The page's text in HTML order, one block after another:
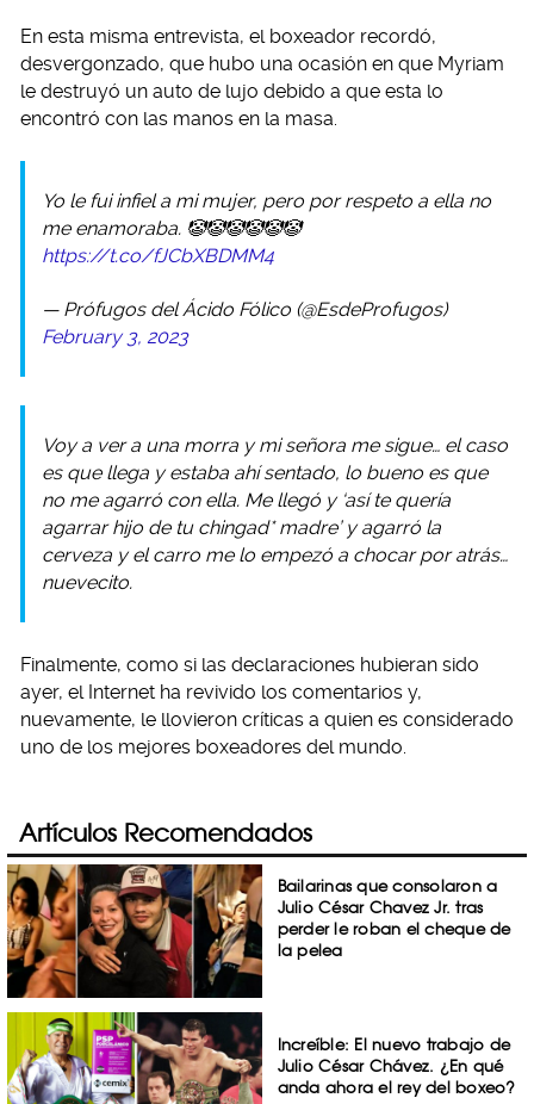
En esta misma entrevista, el boxeador recordó,
desvergonzado, que hubo una ocasión en que Myriam
le destruyó un auto de lujo debido a que esta lo
encontró con las manos en la masa.
Yo le fui infiel a mi mujer, pero por respeto a ella no
me enamoraba. 🤡🤡🤡🤡🤡🤡
https://t.co/fJCbXBDMM4
— Prófugos del Ácido Fólico (@EsdeProfugos)
February 3, 2023
Voy a ver a una morra y mi señora me sigue… el caso
es que llega y estaba ahí sentado, lo bueno es que
no me agarró con ella. Me llegó y ‘así te quería
agarrar hijo de tu chingad* madre’ y agarró la
cerveza y el carro me lo empezó a chocar por atrás…
nuevecito.
Finalmente, como si las declaraciones hubieran sido
ayer, el Internet ha revivido los comentarios y,
nuevamente, le llovieron críticas a quien es considerado
uno de los mejores boxeadores del mundo.
Artículos Recomendados
Bailarinas que consolaron a
Julio César Chavez Jr. tras
perder le roban el cheque de
la pelea
Increíble: El nuevo trabajo de
Julio César Chávez. ¿En qué
anda ahora el rey del boxeo?